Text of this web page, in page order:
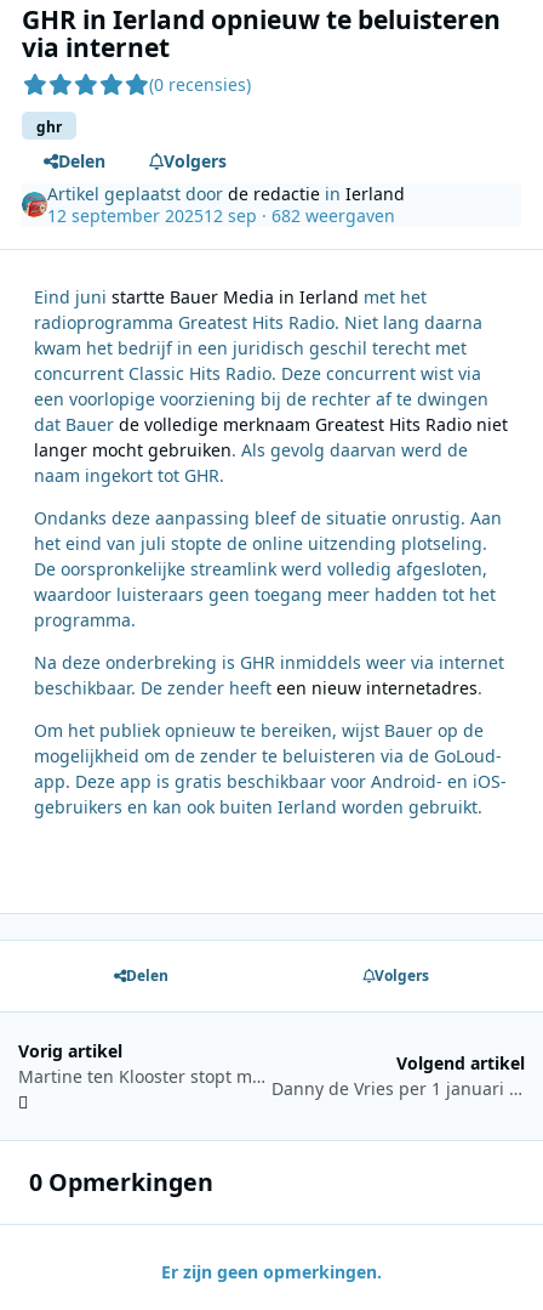
GHR in Ierland opnieuw te beluisteren
via internet
(0 recensies)
ghr
Delen
Volgers
Artikel geplaatst doorde redactie inIerland
12 september 202512 sep · 682 weergaven
Eind juni startte Bauer Media in Ierland met het
radioprogramma Greatest Hits Radio. Niet lang daarna
kwam het bedrijf in een juridisch geschil terecht met
concurrent Classic Hits Radio. Deze concurrent wist via
een voorlopige voorziening bij de rechter af te dwingen
dat Bauer de volledige merknaam Greatest Hits Radio niet
langer mocht gebruiken. Als gevolg daarvan werd de
naam ingekort tot GHR.
Ondanks deze aanpassing bleef de situatie onrustig. Aan
het eind van juli stopte de online uitzending plotseling.
De oorspronkelijke streamlink werd volledig afgesloten,
waardoor luisteraars geen toegang meer hadden tot het
programma.
Na deze onderbreking is GHR inmiddels weer via internet
beschikbaar. De zender heeft een nieuw internetadres.
Om het publiek opnieuw te bereiken, wijst Bauer op de
mogelijkheid om de zender te beluisteren via de GoLoud-
app. Deze app is gratis beschikbaar voor Android- en iOS-
gebruikers en kan ook buiten Ierland worden gebruikt.
Delen Volgers
Vorig artikel
Martine ten Klooster stopt met ‘Martine in de Middag’ op NPO Radio 2
Volgend artikel
Danny de Vries per 1 januari nieuwe directeur en hoofdredacteur van RTV Oost
0 Opmerkingen
Er zijn geen opmerkingen.